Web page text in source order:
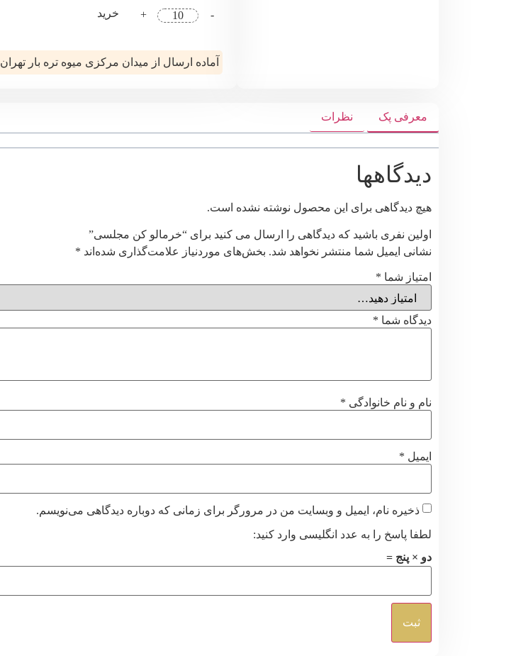
-
+ خرید
آماده ارسال از میدان مرکزی میوه تره بار تهران
معرفی پک نظرات
دیدگاهها
هیچ دیدگاهی برای این محصول نوشته نشده است.
اولین نفری باشید که دیدگاهی را ارسال می کنید برای “خرمالو کن مجلسی”
نشانی ایمیل شما منتشر نخواهد شد. بخش‌های موردنیاز علامت‌گذاری شده‌اند *
امتیاز شما *
دیدگاه شما *
نام و نام خانوادگی *
ایمیل *
ذخیره نام، ایمیل و وبسایت من در مرورگر برای زمانی که دوباره دیدگاهی می‌نویسم.
لطفا پاسخ را به عدد انگلیسی وارد کنید:
دو × پنج =